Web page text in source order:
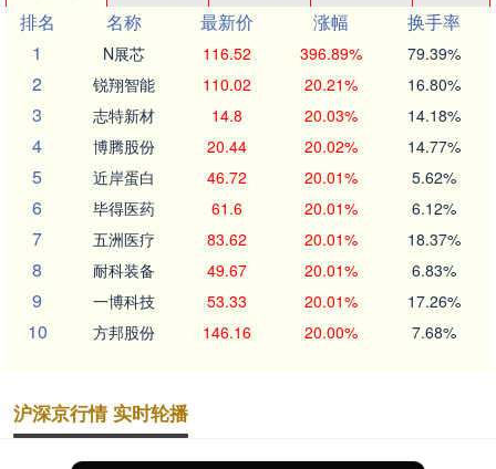
排名
名称 最新价 涨幅
换手率
1
N展芯 116.52 396.89% 79.39%
2 锐翔智能 110.02 20.21% 16.80%
3 志特新材 14.8 20.03% 14.18%
4 博腾股份 20.44 20.02% 14.77%
5 近岸蛋白 46.72 20.01% 5.62%
6 毕得医药 61.6 20.01% 6.12%
7 五洲医疗 83.62 20.01% 18.37%
8 耐科装备 49.67 20.01% 6.83%
9 一博科技 53.33 20.01% 17.26%
10 方邦股份 146.16 20.00% 7.68%
沪深京行情 实时轮播